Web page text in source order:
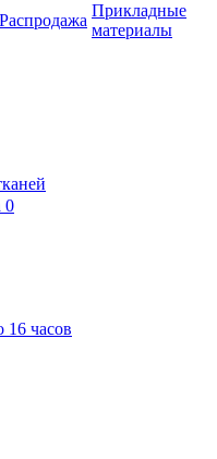
Распродажа
Прикладные
материалы
0
16 часов